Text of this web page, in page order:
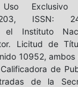
Exclusivo
203, ISSN:
el Instituto
Licitud de
10952,
de
de la